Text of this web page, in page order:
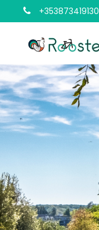
+353873419130